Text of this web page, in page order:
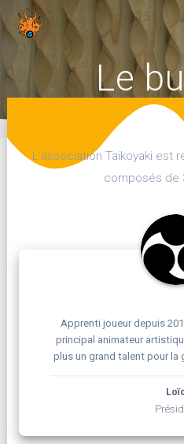
to
Le
L’association Taikoyaki est
composés de
Apprenti joueur depuis
principal animateur
plus un grand talent pour la